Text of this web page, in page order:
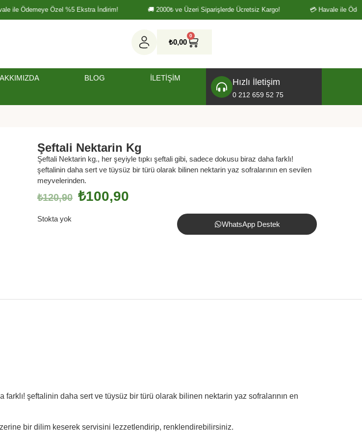
ile Ödemeye Özel %5 Ekstra İndirim! 🚚 2000₺ ve Üzeri Siparişlerde Ücretsiz Kargo! 💳 Havale ile
₺0,00
0
BLOG İLETIŞIM Hızlı İletişim
0 212 659 52 75
Şeftali Nektarin Kg
Şeftali Nektarin kg., her şeyiyle tıpkı şeftali gibi, sadece dokusu biraz daha farklı!
şeftalinin daha sert ve tüysüz bir türü olarak bilinen nektarin yaz sofralarının en sevilen
meyvelerinden.
₺120,90 ₺100,90
Stokta yok
WhatsApp Destek
şeftalinin daha sert ve tüysüz bir türü olarak bilinen nektarin yaz sofralarının en
bir dilim keserek servisini lezzetlendirip, renklendirebilirsiniz.